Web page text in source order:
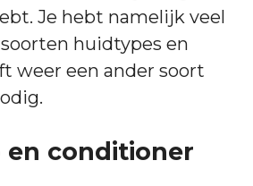
Je hebt namelijk veel
huidtypes en
weer een ander soort
en conditioner